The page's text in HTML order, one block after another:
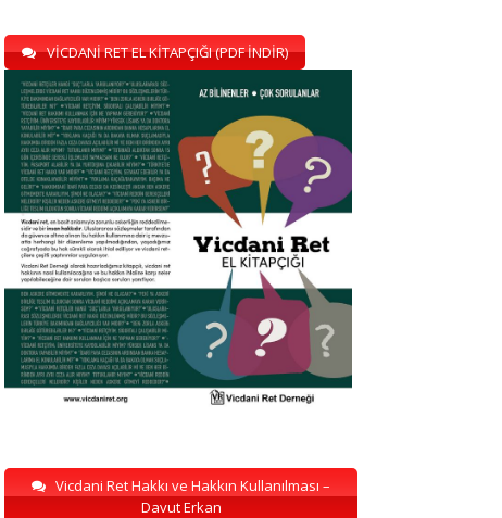
VİCDANİ RET EL KİTAPÇIĞI (PDF İNDİR)
Vicdani Ret Hakkı ve Hakkın Kullanılması –
Davut Erkan